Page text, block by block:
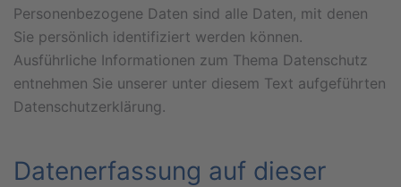
Personenbezogene Daten sind alle Daten, mit denen
Sie persönlich identifiziert werden können.
Ausführliche Informationen zum Thema Datenschutz
entnehmen Sie unserer unter diesem Text aufgeführten
Datenschutzerklärung.
Datenerfassung auf dieser